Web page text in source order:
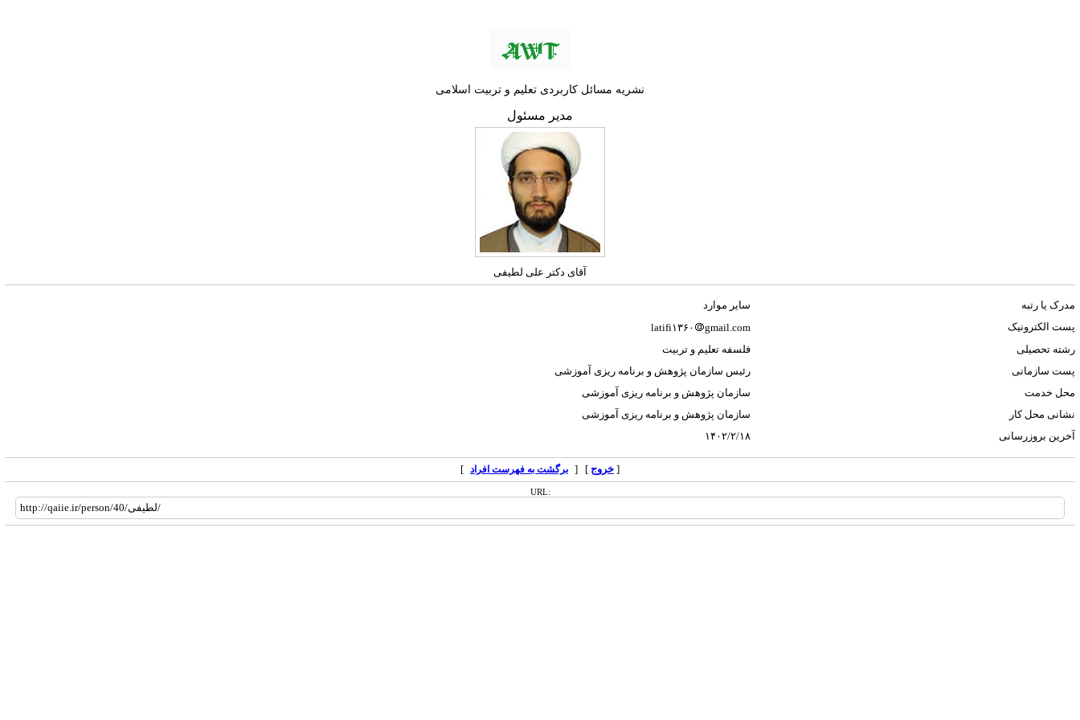
نشریه مسائل کاربردی تعلیم و تربیت اسلامی
مدير مسئول
آقای دکتر علی لطیفی
مدرک یا رتبه
ساير موارد
پست الکترونیک
latifi۱۳۶۰
gmail.com
رشته تحصیلی
فلسفه تعلیم و تربیت
پست سازمانی
رئیس سازمان پژوهش و برنامه ریزی آموزشی
محل خدمت
سازمان پژوهش و برنامه ریزی آموزشی
نشانی محل کار
سازمان پژوهش و برنامه ریزی آموزشی
آخرین بروزرسانی
۱۴۰۲/۲/۱۸
[ خروج ] [ برگشت به فهرست افراد ]
URL: